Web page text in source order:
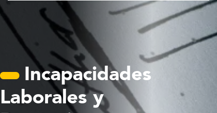
Incapacidades
Laborales y